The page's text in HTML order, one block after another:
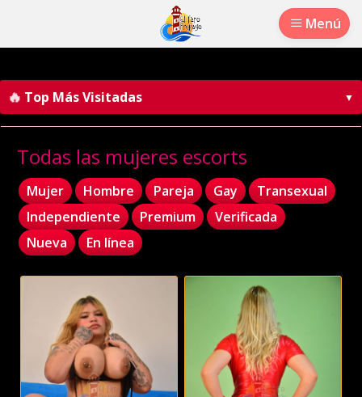
Menú
Todas las mujeres escorts
Mujer Hombre Pareja Gay
Transexual
Independiente
Premium
Verificada
Nueva
En línea
🔥 Top Más Visitadas ▼